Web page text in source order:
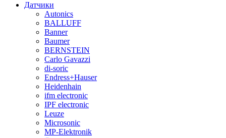
Датчики
Autonics
BALLUFF
Banner
Baumer
BERNSTEIN
Carlo Gavazzi
di-soric
Endress+Hauser
Heidenhain
ifm electronic
IPF electronic
Leuze
Microsonic
MP-Elektronik